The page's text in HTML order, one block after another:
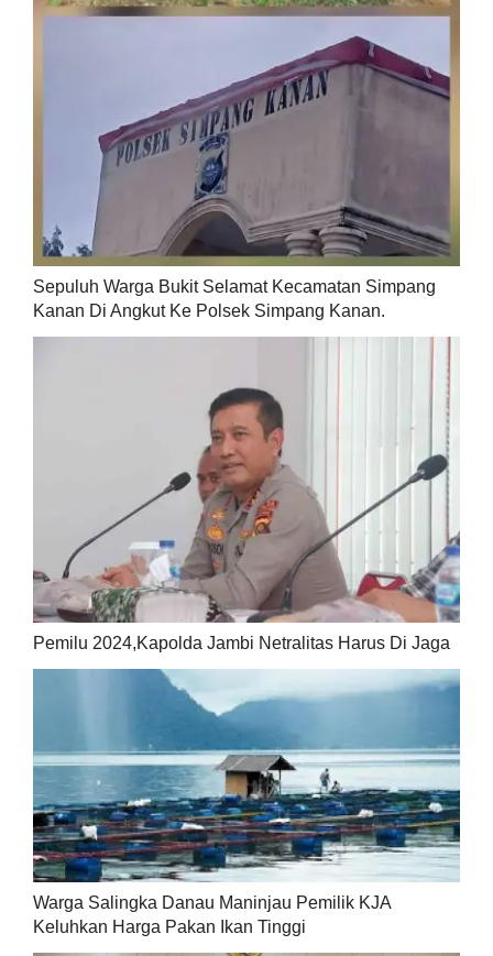
Sepuluh Warga Bukit Selamat Kecamatan Simpang
Kanan Di Angkut Ke Polsek Simpang Kanan.
Pemilu 2024,Kapolda Jambi Netralitas Harus Di Jaga
Warga Salingka Danau Maninjau Pemilik KJA
Keluhkan Harga Pakan Ikan Tinggi